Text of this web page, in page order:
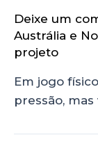
Deixe um
Austrália e
projeto
Em jogo
pressão,